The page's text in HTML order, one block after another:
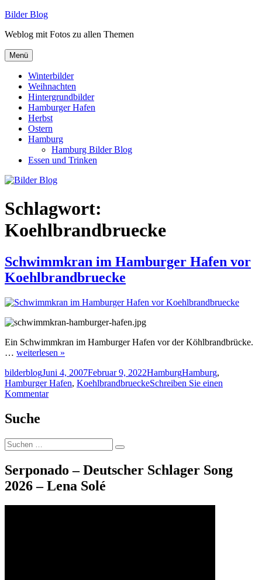
Zum
springen
Bilder Blog
Weblog mit Fotos zu allen Themen
Menü
Winterbilder
Weihnachten
Hintergrundbilder
Hamburger Hafen
Herbst
Ostern
Hamburg
Hamburg Bilder Blog
Essen und Trinken
Schlagwort:
Koehlbrandbruecke
Schwimmkran im Hamburger Hafen vor
Koehlbrandbruecke
Ein Schwimmkran im Hamburger Hafen vor der Köhlbrandbrücke.
… weiterlesen »
Autor
bilderblogVeröffentlicht
am
Juni 4, 2007Februar 9, 2022Kategorien
HamburgSchlagwörter
Hamburg,
Hamburger Hafen, KoehlbrandbrueckeSchreiben Sie einen
Kommentarzu
Suche
Suche
nach:
Suchen
Serponado – Deutscher Schlager Song
2026 – Lena Solé